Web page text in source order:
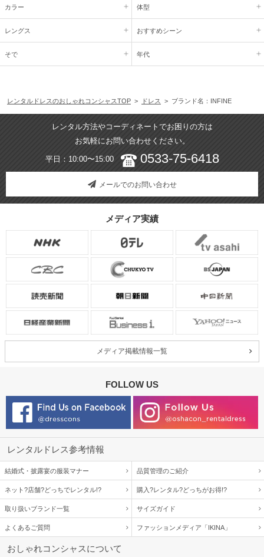
カラー 体型
レングス おすすめシーン
そで 年代
レンタルドレスのおしゃれコンシャスTOP > ドレス > ブランド名：INFINE
レンタル方法やコーディネートでお困りの方は
お気軽にお問い合わせください。
平日：10:00〜15:00 0533-75-6418
メールでのお問い合わせ
メディア実績
メディア掲載情報一覧
FOLLOW US
レンタルドレス参考情報
結婚式・披露宴の服装マナー 品質管理のご紹介
ネット?店舗?どっちでレンタル!? 購入?レンタル?どっちがお得!?
取り扱いブランド一覧 サイズガイド
よくあるご質問 ファッションメディア「IKINA」
おしゃれコンシャスについて